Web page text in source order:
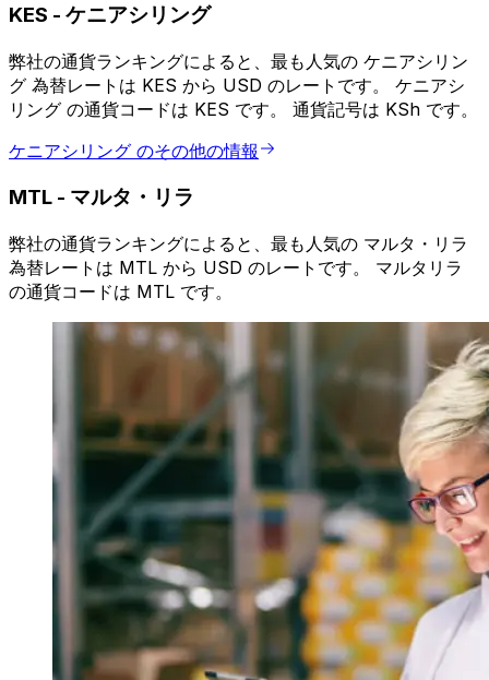
KES - ケニアシリング
弊社の通貨ランキングによると、最も人気の ケニアシリン
グ 為替レートは KES から USD のレートです。 ケニアシ
リング の通貨コードは KES です。 通貨記号は KSh です。
ケニアシリング のその他の情報
MTL - マルタ・リラ
弊社の通貨ランキングによると、最も人気の マルタ・リラ
為替レートは MTL から USD のレートです。 マルタリラ
の通貨コードは MTL です。